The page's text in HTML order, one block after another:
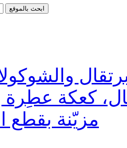
كعكة عطِرة
مزيّنة بقطع